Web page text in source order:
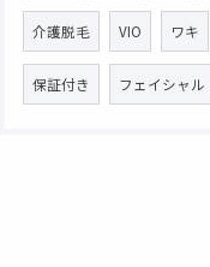
介護脱毛 VIO ワキ
保証付き フェイシャル